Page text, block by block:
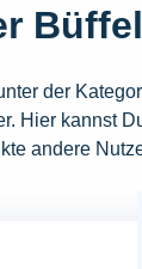
der
Hier kannst
andere